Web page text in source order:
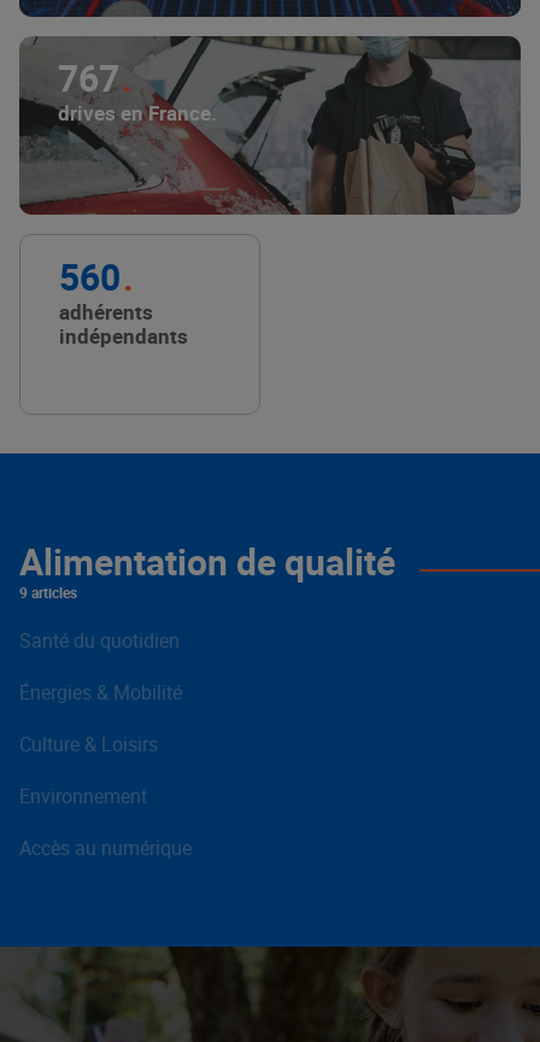
767
drives en France.
560
adhérents
indépendants
Alimentation de qualité
9 articles
Santé du quotidien
Énergies & Mobilité
Culture & Loisirs
Environnement
Accès au numérique